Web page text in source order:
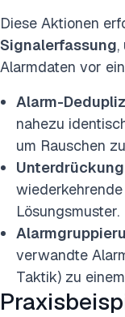
Diese Aktionen
Signalerfassung,
Alarmdaten vor
Alarm-
nahezu
um Rauschen
Lösungsmuster.
verwandte
Taktik) zu